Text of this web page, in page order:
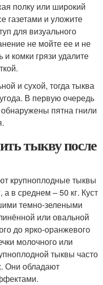
полку или широкий
газетами и уложите
для визуального
не мойте ее и не
комки грязи удалите
и сухой, тогда тыква
В первую очередь
пятна гнили
тыкву после
крупноплодные тыквы
в среднем – 50 кг. Куст
темно-зелеными
или овальной
до ярко-оранжевого
молочного или
тыквы часто
Они обладают